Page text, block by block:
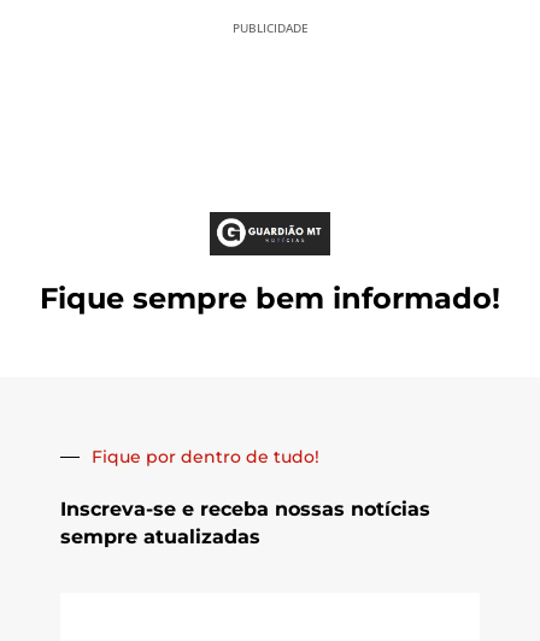
PUBLICIDADE
Fique sempre bem informado!
Fique por dentro de tudo!
Inscreva-se e receba nossas notícias
sempre atualizadas